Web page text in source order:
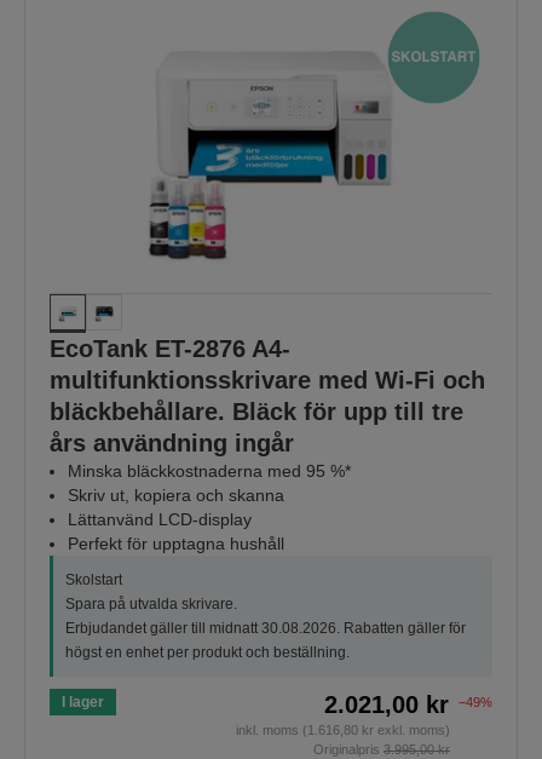
EcoTank ET-2876 A4-
multifunktionsskrivare med Wi-Fi och
bläckbehållare. Bläck för upp till tre
års användning ingår
Minska bläckkostnaderna med 95 %*
Skriv ut, kopiera och skanna
Lättanvänd LCD-display
Perfekt för upptagna hushåll
Skolstart
Spara på utvalda skrivare.
Erbjudandet gäller till midnatt 30.08.2026. Rabatten gäller för
högst en enhet per produkt och beställning.
I lager 2.021,00 kr
−49%
inkl. moms (1.616,80 kr exkl. moms)
Originalpris 3.995,00 kr